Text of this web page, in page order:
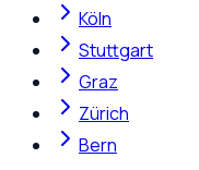
Köln
Stuttgart
Graz
Zürich
Bern